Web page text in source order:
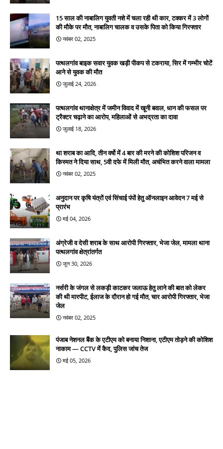
15 साल की नाबालिग युवती नशे में चला रही थी कार, टक्कर में 3 लोगों
की मौके पर मौत, नाबालिग चालक व उसके पिता को किया गिरफ्तार
नवंबर 02, 2025
पत्थलगांव बाइक सवार युवक खड़ी पीकप से टकराया, सिर में गम्भीर चोटें
आने से युवक की मौत
जुलाई 24, 2026
पत्थलगांव थानाक्षेत्र में जमीन विवाद में खूनी बवाल, धान की फसल पर
ट्रैक्टर चढ़ाने का आरोप, महिलाओं से अभद्रता का दावा
जुलाई 18, 2026
था शराब का आदि, तीन वर्षो में 4 बार की मरने की कोशिश परिजन व
किस्मत ने दिया साथ, 5वी दफे में मिली मौत, अचंभित करने वाला मामला
नवंबर 02, 2025
अनुदान पर कृषि यंत्रों एवं सिंचाई पंपों हेतु ऑनलाइन आवेदन 7 मई से
प्रारंभ
मई 04, 2026
अंग्रेजी व देसी शराब के साथ आरोपी गिरफ्तार, भेजा जेल, मामला थाना
पत्थलगांव क्षेत्रांतर्गत
जून 30, 2026
नर्सरी के जंगल से लकड़ी काटकर जलाऊ हेतु लाने की बात को लेकर
की थी मारपीट, ईलाज के दौरान हो गई मौत, चार आरोपी गिरफ्तार, भेजा
जेल
नवंबर 02, 2025
पंजाब नेशनल बैंक के एटीएम को बनाया निशाना, एटीएम तोड़ने की कोशिश
नाकाम — CCTV में कैद, पुलिस जांच तेज
मई 05, 2026